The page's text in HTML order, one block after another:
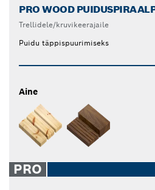
PRO WOOD
Trellidele/kruvikeerajaile
Puidu täppispuurimiseks
Aine
PRO